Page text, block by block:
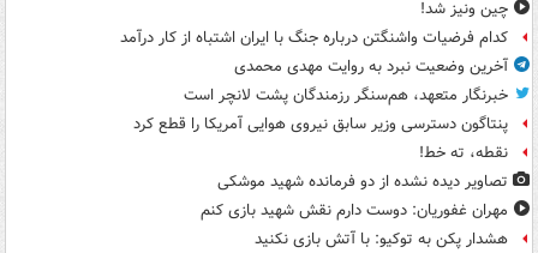
چین ونیز شد!
کدام فرضیات واشنگتن درباره جنگ با ایران اشتباه از کار درآمد
آخرین وضعیت نبرد به روایت مهدی محمدی
خبرنگار متعهد، هم‌سنگر رزمندگان پشت لانچر است
پنتاگون دسترسی وزیر سابق نیروی هوایی آمریکا را قطع کرد
نقطه، ته خط!
تصاویر دیده‌ نشده از دو فرمانده شهید موشکی
مهران غفوریان: دوست دارم نقش شهید بازی کنم
هشدار پکن به توکیو: با آتش بازی نکنید